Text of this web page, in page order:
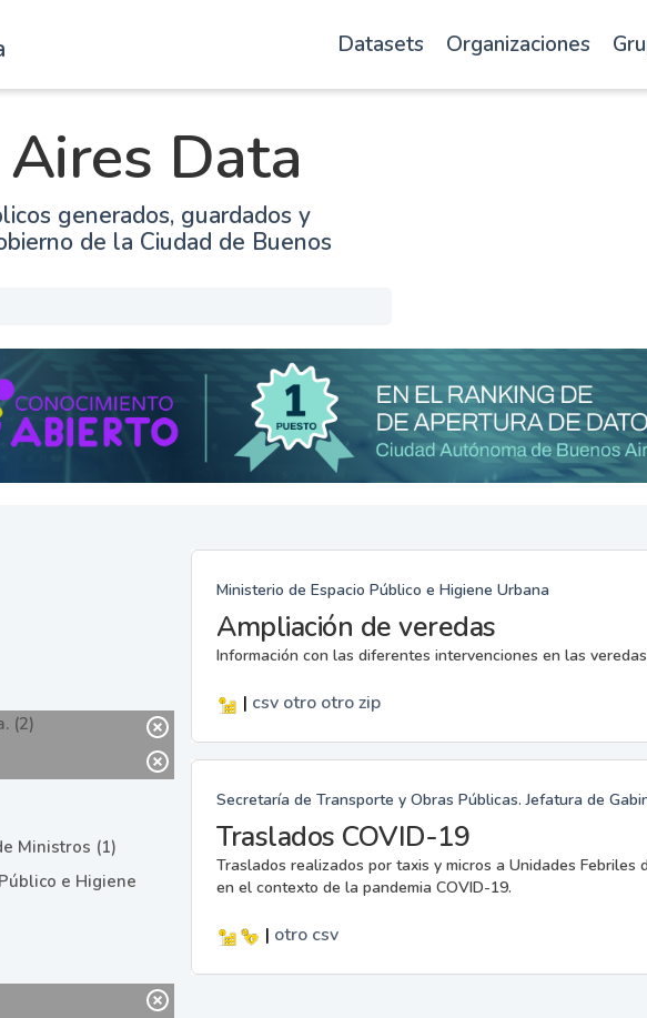
Datasets Organizaciones
Data
generados, guardados y
de la Ciudad de Buenos
(2)
Ministros (1)
e Higiene
Ministerio de Espacio Público e Higiene Urbana
Ampliación de veredas
Información con las diferentes intervenciones en las
| csv otro otrozip
Secretaría de Transporte y Obras Públicas. Jefatura de
Traslados COVID-19
Traslados realizados por taxis y micros a Unidades
en el contexto de la pandemia COVID-19.
| otro csv